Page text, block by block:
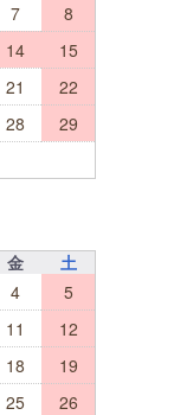
7
8
14
15
21
22
28
29
金
土
4
5
11
12
18
19
25
26